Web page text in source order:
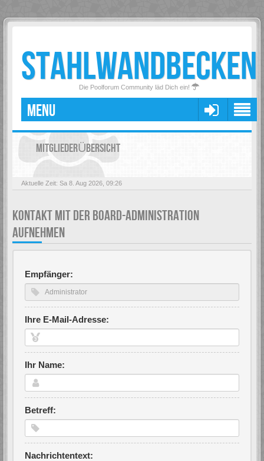
STAHLWANDBECKEN
Die Poolforum Community läd Dich ein!
MENU
MITGLIEDERÜBERSICHT
Aktuelle Zeit: Sa 8. Aug 2026, 09:26
KONTAKT MIT DER BOARD-ADMINISTRATION
AUFNEHMEN
Empfänger:
Ihre E-Mail-Adresse:
Ihr Name:
Betreff:
Nachrichtentext: